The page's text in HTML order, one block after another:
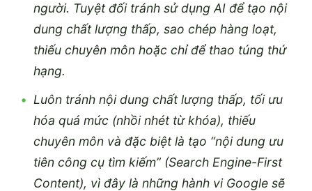
người. Tuyệt đối tránh sử dụng AI để tạo nội
dung chất lượng thấp, sao chép hàng loạt,
thiếu chuyên môn hoặc chỉ để thao túng thứ
hạng.
Luôn tránh nội dung chất lượng thấp, tối ưu
hóa quá mức (nhồi nhét từ khóa), thiếu
chuyên môn và đặc biệt là tạo “nội dung ưu
tiên công cụ tìm kiếm” (Search Engine-First
Content), vì đây là những hành vi Google sẽ